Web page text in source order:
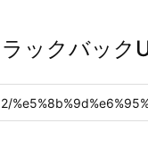
ックバック